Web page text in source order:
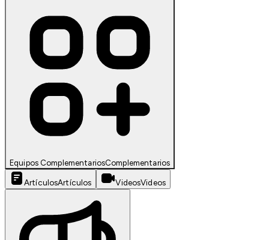
Equipos ComplementariosComplementarios
ArtículosArtículos VideosVideos